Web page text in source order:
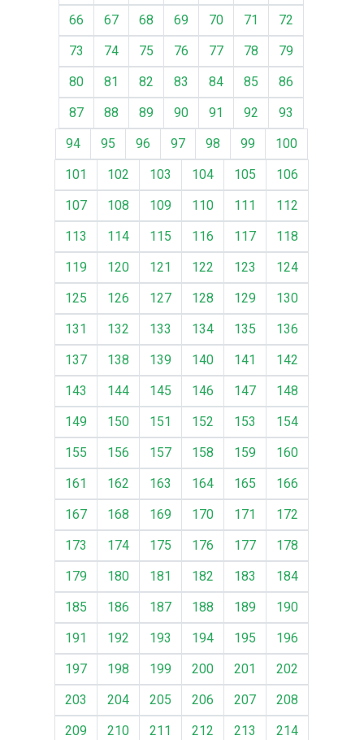
66
67 68 69 70 71
72
73
74 75 76 77 78
79
80
81 82 83 84 85
86
87
88 89 90 91 92
93
94
95 96 97 98 99
100
101
102 103 104 105
106
107
108 109 110 111
112
113
114 115 116 117
118
119
120 121 122 123
124
125
126 127 128 129
130
131
132 133 134 135
136
137
138 139 140 141
142
143
144 145 146 147
148
149
150 151 152 153
154
155
156 157 158 159
160
161
162 163 164 165
166
167
168 169 170 171
172
173
174 175 176 177
178
179
180 181 182 183
184
185
186 187 188 189
190
191
192 193 194 195
196
197
198 199 200 201
202
203
204 205 206 207
208
209
210 211 212 213
214